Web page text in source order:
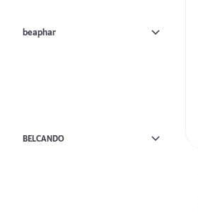
beaphar
BELCANDO